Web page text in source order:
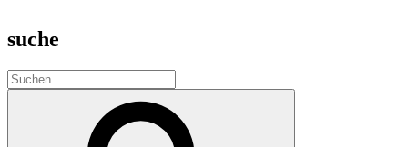
suche
Suche
nach: